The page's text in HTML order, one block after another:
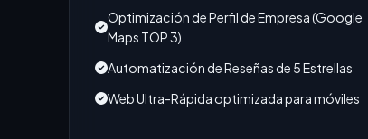
SEO Semántico con IA para palabras clave de
compra
Optimización de Perfil de Empresa (Google
Maps TOP 3)